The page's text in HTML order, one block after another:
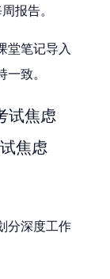
报告。
堂笔记导入
致。
试焦虑
焦虑
分深度工作